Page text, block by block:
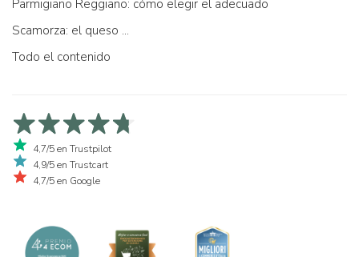
Parmigiano Reggiano: cómo elegir el adecuado
Scamorza: el queso ...
Todo el contenido
4,7/5 en Trustpilot
4,9/5 en Trustcart
4,7/5 en Google